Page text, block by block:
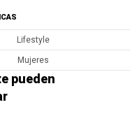
Lifestyle
Mujeres
pueden